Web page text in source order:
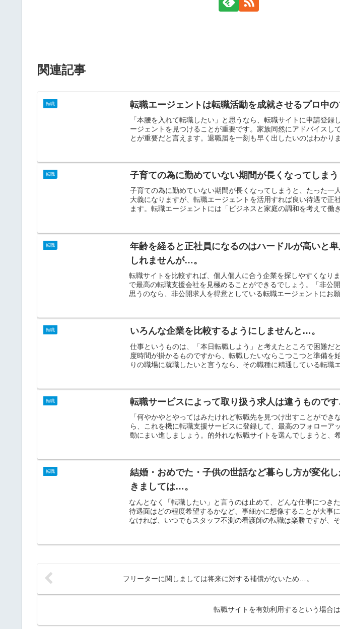
関連記事
転職 転職エージェントは転職活動を成就させるプロ中
「本腰を入れて転職したい」と思うなら、転職サイトに申請登録
ージェントを見つけることが重要です。家族同然にアドバイスし
とが重要だと言えます。退職届を一刻も早く出したいのはわかり
転職 子育ての為に勤めていない期間が長くなってしまう
子育ての為に勤めていない期間が長くなってしまうと、たった一
大義になりますが、転職エージェントを活用すれば良い待遇で正
ます。転職エージェントには「ビジネスと家庭の調和を考えて働
転職
年齢を経ると正社員になるのはハードルが高いと
しれませんが…。
転職サイトを比較すれば、個人個人に合う企業を探しやすくなり
で最高の転職支援会社を見極めることができるでしょう。「非公
思うのなら、非公開求人を得意としている転職エージェントにお願
転職 いろんな企業を比較するようにしませんと…。
仕事というものは、「本日転職しよう」と考えたところで困難だ
度時間が掛かるものですから、転職したいならこつこつと準備を
りの職場に就職したいと言うなら、その職種に精通している転職
転職 転職サービスによって取り扱う求人は違うものです
「何やかやとやってはみたけれど転職先を見つけ出すことができ
ら、これを機に転職支援サービスに登録して、最高のフォローア
動にまい進しましょう。的外れな転職サイトを選んでしまうと、
転職
結婚・おめでた・子供の世話など暮らし方が変化
きましては…。
なんとなく「転職したい」と言うのは止めて、どんな仕事につき
待遇面はどの程度希望するかなど、事細かに想像することが大事
なければ、いつでもスタッフ不測の看護師の転職は楽勝ですが、そ
フリーターに関しましては将来に対する補償がないため…。
転職サイトを有効利用するという場合